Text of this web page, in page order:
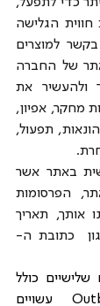
ו/או באתר אחר.  המידע ישמש גם כדי לשפר ולהעשיר את
– מידע אודות השימושים שעשית באתר אשר
עשויים לכלול פירוט אודות המידע שקראת באתר, הפרסומות
והעמודים בהם צפית, ההצעות והשירותים שעניינו אותך, תאריך
כתובת ה-
- צדדים שלישיים כולל